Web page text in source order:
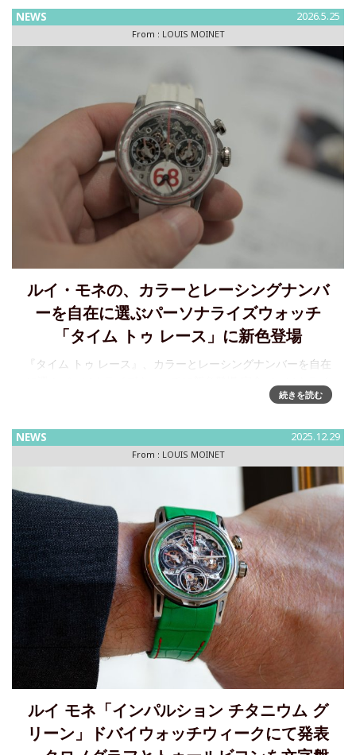
NEWS 2026.5.25
From : LOUIS MOINET
ルイ・モネの、カラーとレーシングナンバ
ーを自在に選ぶパーソナライズウォッチ
「タイム トゥ レース」に新色登場
『タイム トゥ レース』、カラーとレーシングナンバーを自在
ズ制を核とするタイム トゥ レースに、新色「「フラッシュ」
決まる―
続きを読む
NEWS 2025.12.29
From : LOUIS MOINET
ルイ モネ「インパルション チタニウム グ
リーン」ドバイウォッチウィークにて発表